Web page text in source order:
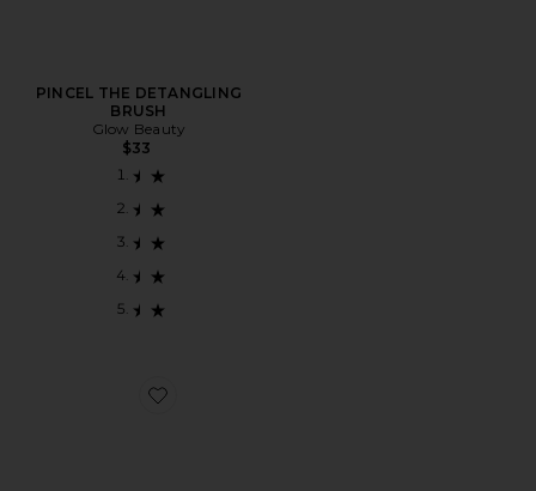
PINCEL THE DETANGLING
BRUSH
Glow Beauty
$33
Favorite BROCHE PARA EL PELO